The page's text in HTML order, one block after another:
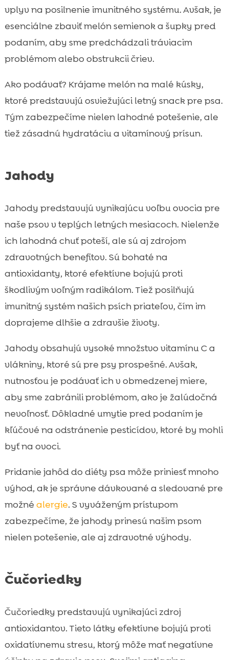
vplyv na posilnenie imunitného systému. Avšak, je
esenciálne zbaviť melón semienok a šupky pred
podaním, aby sme predchádzali tráviacim
problémom alebo obstrukcii čriev.
Ako podávať? Krájame melón na malé kúsky,
ktoré predstavujú osviežujúci letný snack pre psa.
Tým zabezpečíme nielen lahodné potešenie, ale
tiež zásadnú hydratáciu a vitamínový prísun.
Jahody
Jahody predstavujú vynikajúcu voľbu ovocia pre
naše psov v teplých letných mesiacoch. Nielenže
ich lahodná chuť poteší, ale sú aj zdrojom
zdravotných benefitov. Sú bohaté na
antioxidanty, ktoré efektívne bojujú proti
škodlivým voľným radikálom. Tiež posilňujú
imunitný systém našich psích priateľov, čím im
doprajeme dlhšie a zdravšie životy.
Jahody obsahujú vysoké množstvo vitamínu C a
vlákniny, ktoré sú pre psy prospešné. Avšak,
nutnosťou je podávať ich v obmedzenej miere,
aby sme zabránili problémom, ako je žalúdočná
nevoľnosť. Dôkladné umytie pred podaním je
kľúčové na odstránenie pesticídov, ktoré by mohli
byť na ovoci.
Pridanie jahôd do diéty psa môže priniesť mnoho
výhod, ak je správne dávkované a sledované pre
možné alergie. S vyváženým prístupom
zabezpečíme, že jahody prinesú našim psom
nielen potešenie, ale aj zdravotné výhody.
Čučoriedky
Čučoriedky predstavujú vynikajúci zdroj
antioxidantov. Tieto látky efektívne bojujú proti
oxidatívnemu stresu, ktorý môže mať negatívne